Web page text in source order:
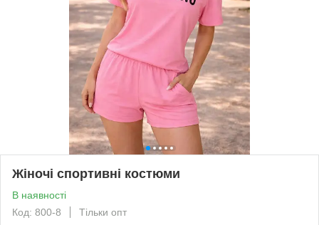
Жіночі спортивні костюми
В наявності
Код: 800-8
Тільки опт